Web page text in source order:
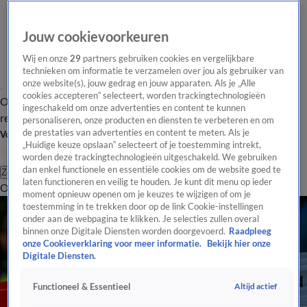
Overzicht Laatste nieuws Regionieuws Het beste van Hart
Tip de
redactie
Volg Hart van Nederland
Zoeken
OverzichtRegioUitzendingenWeerTip de redactiePanelVideo's
Jouw cookievoorkeuren
Wij en onze29 partners gebruiken cookies en vergelijkbare
technieken om informatie te verzamelen over jou als gebruiker van
onze website(s), jouw gedrag en jouw apparaten. Als je „Alle
cookies accepteren” selecteert, worden trackingtechnologieën
ingeschakeld om onze advertenties en content te kunnen
personaliseren, onze producten en diensten te verbeteren en om
de prestaties van advertenties en content te meten. Als je
„Huidige keuze opslaan” selecteert of je toestemming intrekt,
worden deze trackingtechnologieën uitgeschakeld. We gebruiken
dan enkel functionele en essentiële cookies om de website goed te
laten functioneren en veilig te houden. Je kunt dit menu op ieder
moment opnieuw openen om je keuzes te wijzigen of om je
toestemming in te trekken door op de link Cookie-instellingen
onder aan de webpagina te klikken. Je selecties zullen overal
binnen onze Digitale Diensten worden doorgevoerd. Raadpleeg
onze Cookieverklaring voor meer informatie.
Bekijk hier onze
Digitale Diensten.
Functioneel & Essentieel Altijd actief